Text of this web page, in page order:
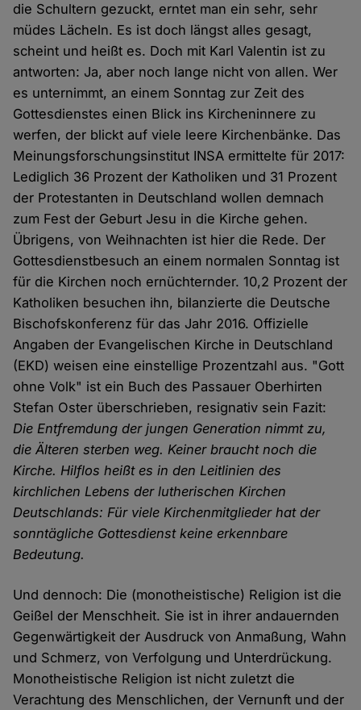
die Schultern gezuckt, erntet man ein sehr, sehr
müdes Lächeln. Es ist doch längst alles gesagt,
scheint und heißt es. Doch mit Karl Valentin ist zu
antworten: Ja, aber noch lange nicht von allen. Wer
es unternimmt, an einem Sonntag zur Zeit des
Gottesdienstes einen Blick ins Kircheninnere zu
werfen, der blickt auf viele leere Kirchenbänke. Das
Meinungsforschungsinstitut INSA ermittelte für 2017:
Lediglich 36 Prozent der Katholiken und 31 Prozent
der Protestanten in Deutschland wollen demnach
zum Fest der Geburt Jesu in die Kirche gehen.
Übrigens, von Weihnachten ist hier die Rede. Der
Gottesdienstbesuch an einem normalen Sonntag ist
für die Kirchen noch ernüchternder. 10,2 Prozent der
Katholiken besuchen ihn, bilanzierte die Deutsche
Bischofskonferenz für das Jahr 2016. Offizielle
Angaben der Evangelischen Kirche in Deutschland
(EKD) weisen eine einstellige Prozentzahl aus. "Gott
ohne Volk" ist ein Buch des Passauer Oberhirten
Stefan Oster überschrieben, resignativ sein Fazit:
Die Entfremdung der jungen Generation nimmt zu,
die Älteren sterben weg. Keiner braucht noch die
Kirche. Hilflos heißt es in den Leitlinien des
kirchlichen Lebens der lutherischen Kirchen
Deutschlands: Für viele Kirchenmitglieder hat der
sonntägliche Gottesdienst keine erkennbare
Bedeutung.
Und dennoch: Die (monotheistische) Religion ist die
Geißel der Menschheit. Sie ist in ihrer andauernden
Gegenwärtigkeit der Ausdruck von Anmaßung, Wahn
und Schmerz, von Verfolgung und Unterdrückung.
Monotheistische Religion ist nicht zuletzt die
Verachtung des Menschlichen, der Vernunft und der